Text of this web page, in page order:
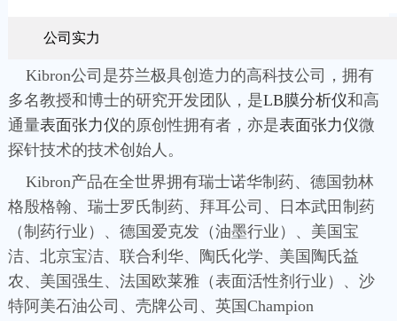
公司实力
Kibron公司是芬兰极具创造力的高科技公司，拥有
多名教授和博士的研究开发团队，是LB膜分析仪和高
通量表面张力仪的原创性拥有者，亦是表面张力仪微
探针技术的技术创始人。
Kibron产品在全世界拥有瑞士诺华制药、德国勃林
格殷格翰、瑞士罗氏制药、拜耳公司、日本武田制药
（制药行业）、德国爱克发（油墨行业）、美国宝
洁、北京宝洁、联合利华、陶氏化学、美国陶氏益
农、美国强生、法国欧莱雅（表面活性剂行业）、沙
特阿美石油公司、壳牌公司、英国Champion